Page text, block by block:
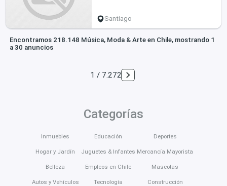
Santiago
Encontramos 218.148 Música, Moda & Arte en Chile, mostrando 1
a 30 anuncios
1 / 7.272
Categorías
Inmuebles
Hogar y Jardín
Belleza
Autos y Vehículos
Educación
Juguetes & Infantes
Empleos en Chile
Tecnología
Deportes
Mercancía Mayorista
Mascotas
Construcción